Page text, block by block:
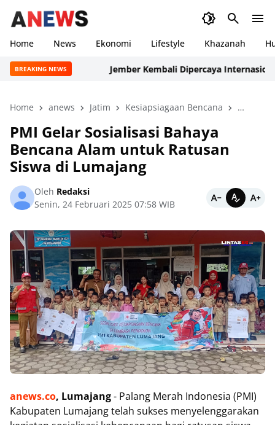
Home News Ekonomi Lifestyle Khazanah
BREAKING NEWS Jember Kembali Dipercaya Internasional:
Home anews Jatim Kesiapsiagaan Bencana Lifestyle
PMI Gelar Sosialisasi Bahaya
Bencana Alam untuk Ratusan
Siswa di Lumajang
Oleh Redaksi
Senin, 24 Februari 2025 07:58 WIB
anews.co, Lumajang- Palang Merah Indonesia (PMI)
Kabupaten Lumajang telah sukses menyelenggarakan